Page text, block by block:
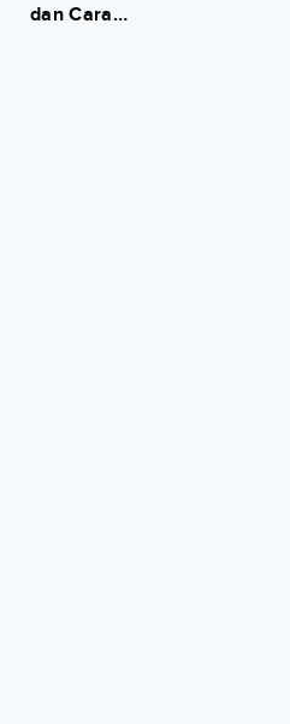
dan Cara